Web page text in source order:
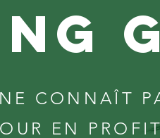
CONNAÎT
EN